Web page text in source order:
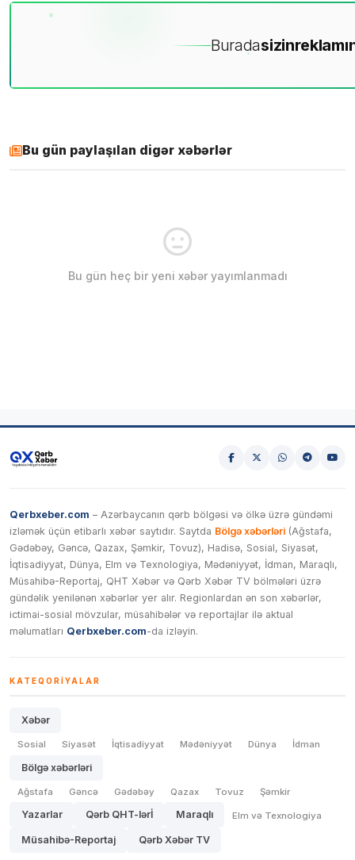
Buradasizin
Bu gün paylaşılan digər xəbərlər
Bu gün heç bir yeni xəbər yayımlanmadı
Qerbxeber.com – Azərbaycanın qərb bölgəsi və ölkə üzrə gündəmi
izləmək üçün etibarlı xəbər saytıdır. Saytda Bölgə xəbərləri (Ağstafa,
Gədəbəy, Gəncə, Qazax, Şəmkir, Tovuz), Hadisə, Sosial, Siyasət,
İqtisadiyyat, Dünya, Elm və Texnologiya, Mədəniyyət, İdman, Maraqlı,
Müsahibə-Reportaj, QHT Xəbər və Qərb Xəbər TV bölmələri üzrə
gündəlik yenilənən xəbərlər yer alır. Regionlardan ən son xəbərlər,
ictimai-sosial mövzular, müsahibələr və reportajlar ilə aktual
məlumatları Qerbxeber.com-da izləyin.
KATEQORIYALAR
Xəbər
Sosial Siyasət İqtisadiyyat Mədəniyyət Dünya İdman
Bölgə xəbərləri
Ağstafa Gəncə Gədəbəy Qazax Tovuz Şəmkir
Yazarlar Qərb QHT-lərİ Maraqlı Elm və Texnologiya
Müsahibə-Reportaj Qərb Xəbər TV